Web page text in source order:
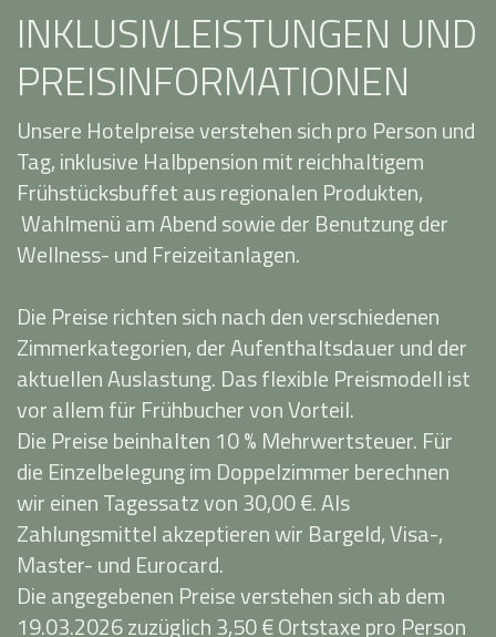
INKLUSIVLEISTUNGEN UND
PREISINFORMATIONEN
Unsere Hotelpreise verstehen sich pro Person und
Tag, inklusive Halbpension mit reichhaltigem
Frühstücksbuffet aus regionalen Produkten,
Wahlmenü am Abend sowie der Benutzung der
Wellness- und Freizeitanlagen.
Die Preise richten sich nach den verschiedenen
Zimmerkategorien, der Aufenthaltsdauer und der
aktuellen Auslastung. Das flexible Preismodell ist
vor allem für Frühbucher von Vorteil.
Die Preise beinhalten 10 % Mehrwertsteuer. Für
die Einzelbelegung im Doppelzimmer berechnen
wir einen Tagessatz von 30,00 €. Als
Zahlungsmittel akzeptieren wir Bargeld, Visa-,
Master- und Eurocard.
Die angegebenen Preise verstehen sich ab dem
19.03.2026 zuzüglich 3,50 € Ortstaxe pro Person